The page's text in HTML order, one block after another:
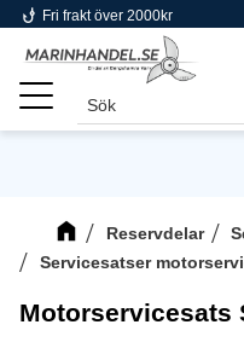
Meny
phishing Fri frakt över 2000kr
Reservdelar
Servicesatser
Motorservicesats